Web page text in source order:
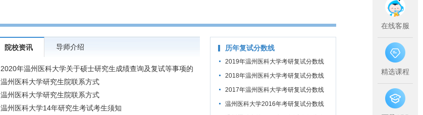
院校资讯 导师介绍
2020年温州医科大学关于硕士研究生成绩查询及复试等事项的
公告
温州医科大学研究生院联系方式
温州医科大学研究生院联系方式
温州医科大学14年研究生考试考生须知
历年复试分数线
2019年温州医科大学考研复试分数线
2018年温州医科大学考研复试分数线
公布通知
2017年温州医科大学考研复试分数线
公布通知
温州医科大学2016年考研复试分数线
在线客服
精选课程